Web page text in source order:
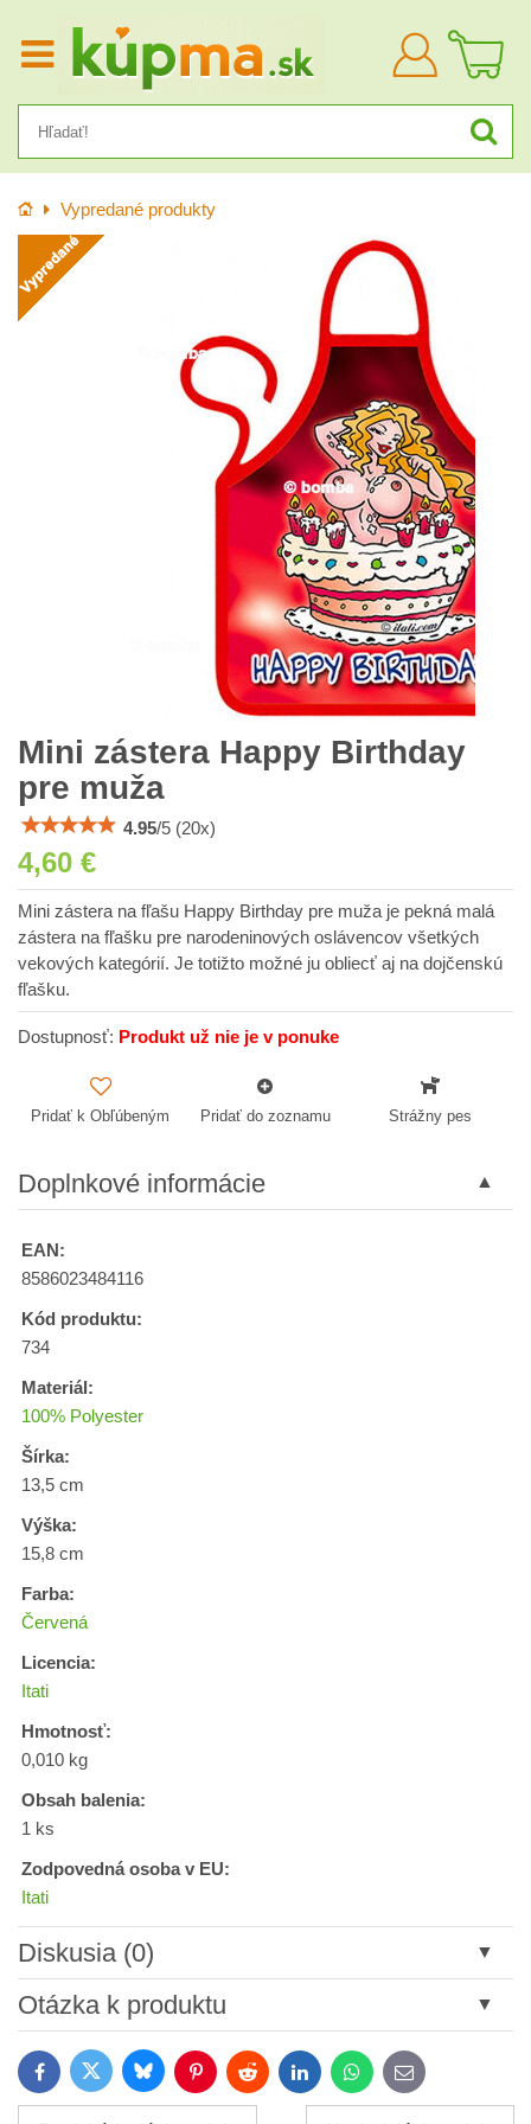
Prihlásiť
sa
Úvod Vypredané produkty
Mini zástera Happy Birthday
pre muža
4.95/5 (20x)
4,60 €
Mini zástera na fľašu Happy Birthday pre muža je pekná malá
zástera na fľašku pre narodeninových oslávencov všetkých
vekových kategórií. Je totižto možné ju obliecť aj na dojčenskú
fľašku.
Dostupnosť: Produkt už nie je v ponuke
Pridať k Obľúbeným Pridať do zoznamu Strážny pes
Doplnkové informácie
EAN:
8586023484116
Kód produktu:
734
Materiál:
100% Polyester
Šírka:
13,5 cm
Výška:
15,8 cm
Farba:
Červená
Licencia:
Itati
Hmotnosť:
0,010 kg
Obsah balenia:
1 ks
Zodpovedná osoba v EU:
Itati
Diskusia (0)
Nový komentár
Názov:
Otázka k produktu
*
FacebookTwitter BlueskyPinterestReddit LinkedInWhatsApp
E-
mail